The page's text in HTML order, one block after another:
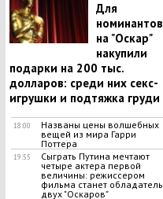
Для
номинантов
на "Оскар"
накупили
подарки на 200 тыс.
долларов: среди них секс-
игрушки и подтяжка груди
18:00
Названы цены волшебных
вещей из мира Гарри
Поттера
19:55
Сыграть Путина мечтают
четыре актера первой
величины: режиссером
фильма станет обладатель
двух "Оскаров"